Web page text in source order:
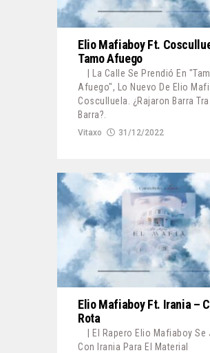
Elio Mafiaboy Ft.
Tamo Afuego
| La Calle Se Prendió En
Afuego", Lo Nuevo De Elio
Cosculluela. ¿Rajaron Barra
Barra?.
Vitaxo 31/12/2022
Elio Mafiaboy Ft. Irania –
Rota
| El Rapero Elio Mafiaboy Se
Con Irania Para El Material